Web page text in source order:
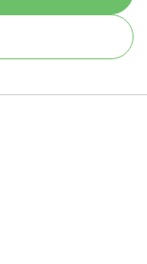
запазени